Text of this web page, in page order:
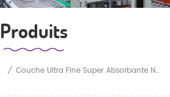
Produits
/ Couche Ultra Fine Super Absorbante New Style Premium Pull Up